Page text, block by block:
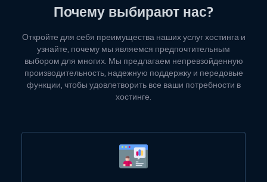
Почему выбирают нас?
Откройте для себя преимущества наших услуг хостинга и
узнайте, почему мы являемся предпочтительным
выбором для многих. Мы предлагаем непревзойденную
производительность, надежную поддержку и передовые
функции, чтобы удовлетворить все ваши потребности в
хостинге.